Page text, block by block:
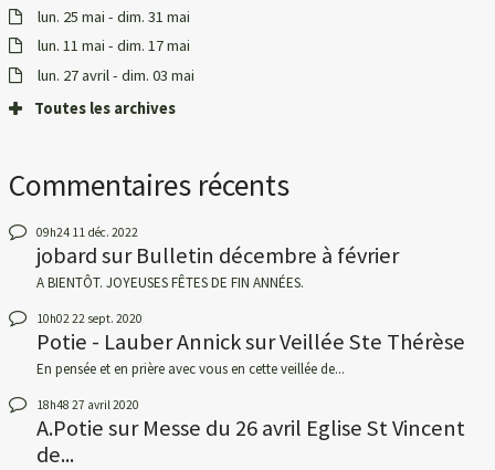
lun. 25 mai - dim. 31 mai
lun. 11 mai - dim. 17 mai
lun. 27 avril - dim. 03 mai
Toutes les archives
Commentaires récents
09h24 11 déc. 2022
jobardsurBulletin décembre à février
A BIENTÔT. JOYEUSES FÊTES DE FIN ANNÉES.
10h0222 sept. 2020
Potie - Lauber AnnicksurVeillée Ste Thérèse
En pensée et en prière avec vous en cette veillée de...
18h48 27 avril 2020
A.PotiesurMesse du 26 avril Eglise St Vincent
de...